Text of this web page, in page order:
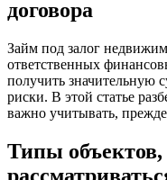
договора
Займ под залог
ответственных
получить значительную
риски. В этой статье
важно учитывать,
Типы